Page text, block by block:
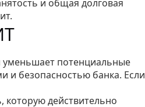
и общая долговая
уменьшает потенциальные
и безопасностью банка. Если
которую действительно